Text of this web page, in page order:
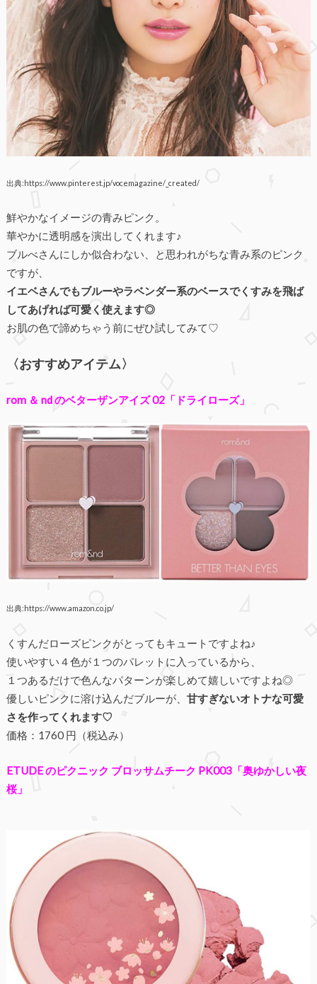
出典:https://www.pinterest.jp/vocemagazine/_created/
鮮やかなイメージの青みピンク。
華やかに透明感を演出してくれます♪
ブルべさんにしか似合わない、と思われがちな青み系のピンク
ですが、
イエベさんでもブルーやラベンダー系のベースでくすみを飛ば
してあげれば可愛く使えます◎
お肌の色で諦めちゃう前にぜひ試してみて♡
〈おすすめアイテム〉
rom ＆ nd のベターザンアイズ 02「ドライローズ」
出典:https://www.amazon.co.jp/
くすんだローズピンクがとってもキュートですよね♪
使いやすい４色が１つのパレットに入っているから、
１つあるだけで色んなパターンが楽しめて嬉しいですよね◎
優しいピンクに溶け込んだブルーが、 甘すぎないオトナな可愛
さを作ってくれます♡
価格：1760 円（税込み）
ETUDE のピクニック ブロッサムチーク PK003「奥ゆかしい夜
桜」